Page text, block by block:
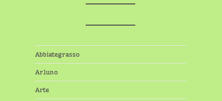
Abbiategrasso
Arluno
Arte